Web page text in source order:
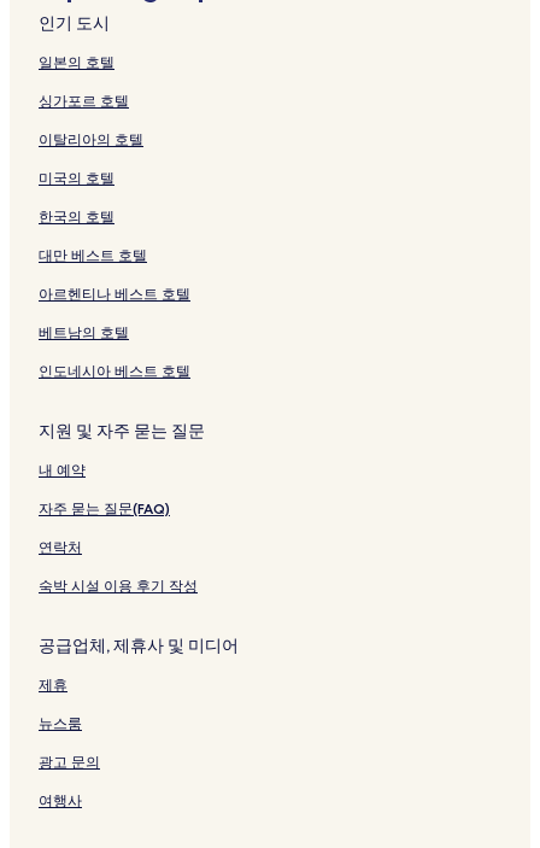
인기 도시
일본의 호텔
싱가포르 호텔
이탈리아의 호텔
미국의 호텔
한국의 호텔
대만 베스트 호텔
아르헨티나 베스트 호텔
베트남의 호텔
인도네시아 베스트 호텔
지원 및 자주 묻는 질문
내 예약
자주 묻는 질문(FAQ)
연락처
숙박 시설 이용 후기 작성
공급업체, 제휴사 및 미디어
제휴
뉴스룸
광고 문의
여행사